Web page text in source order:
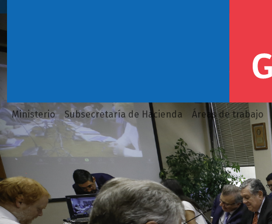
Ministerio Subsecretaría de Hacienda Áreas de trabajo